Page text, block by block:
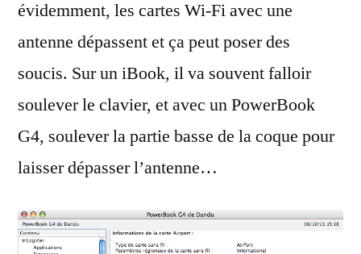
évidemment, les cartes Wi-Fi avec une
antenne dépassent et ça peut poser des
soucis. Sur un iBook, il va souvent falloir
soulever le clavier, et avec un PowerBook
G4, soulever la partie basse de la coque pour
laisser dépasser l’antenne…